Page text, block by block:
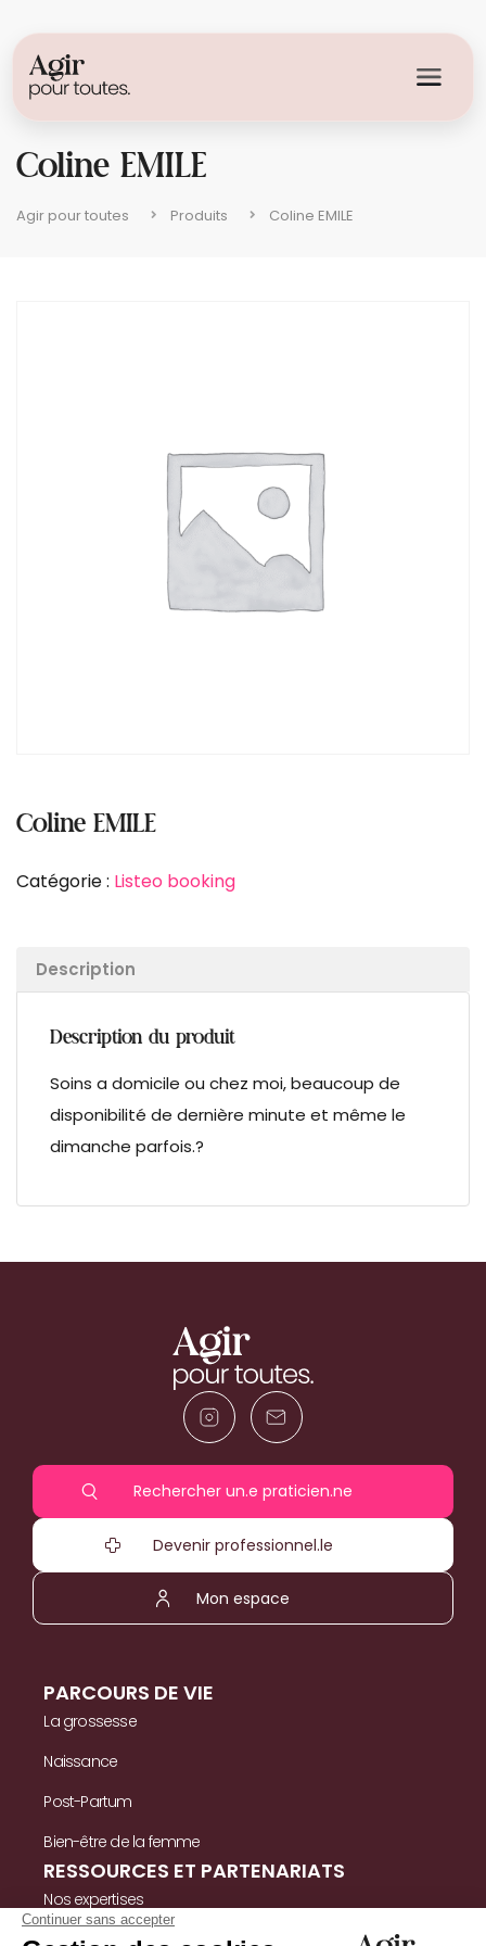
Coline EMILE
Agir pour toutes Produits Coline EMILE
Coline EMILE
Catégorie : Listeo booking
Description
Description du produit
Soins a domicile ou chez moi, beaucoup de
disponibilité de dernière minute et même le
dimanche parfois.?
Rechercher un.e praticien.ne
Devenir professionnel.le
Mon espace
PARCOURS DE VIE
La grossesse
Naissance
Post-Partum
Bien-être de la femme
RESSOURCES ET PARTENARIATS
Nos expertises
Nos ressources